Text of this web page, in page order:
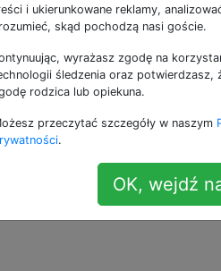
takich jak ReLU, sigmoid
funkcję aktywacji
zwiększyć dokładność w
i ukierunkowane reklamy,
skąd pochodzą nasi goście.
wyrażasz zgodę na
śledzenia oraz potwierdzasz,
rodzica lub opiekuna.
przeczytać szczegóły w naszym
.
OK, wejdź